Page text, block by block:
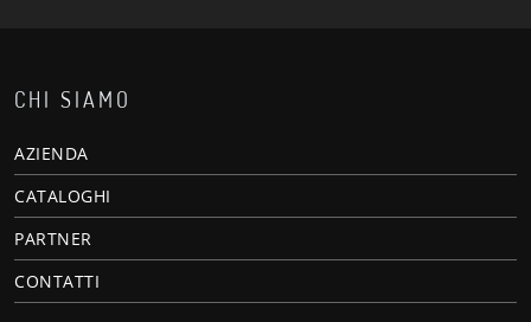
CHI SIAMO
AZIENDA
CATALOGHI
PARTNER
CONTATTI